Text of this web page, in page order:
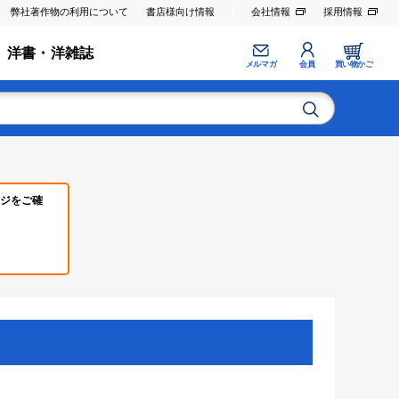
弊社著作物の利用について 書店様向け情報 会社情報 採用情報
洋書・洋雑誌
メルマガ 会員 買い物かご
をご確